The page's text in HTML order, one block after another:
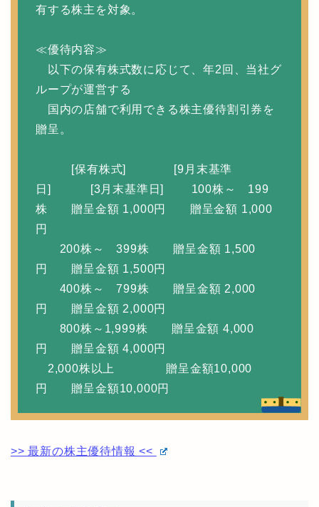
有する株主を対象。
≪優待内容≫
以下の保有株式数に応じて、年2回、当社グ
ループが運営する
国内の店舗で利用できる株主優待割引券を
贈呈。
[保有株式] [9月末基準
日] [3月末基準日] 100株～ 199
株 贈呈金額 1,000円 贈呈金額 1,000
円
200株～ 399株 贈呈金額 1,500
円 贈呈金額 1,500円
400株～ 799株 贈呈金額 2,000
円 贈呈金額 2,000円
800株～1,999株 贈呈金額 4,000
円 贈呈金額 4,000円
2,000株以上 贈呈金額10,000
円 贈呈金額10,000円
>> 最新の株主優待情報 <<